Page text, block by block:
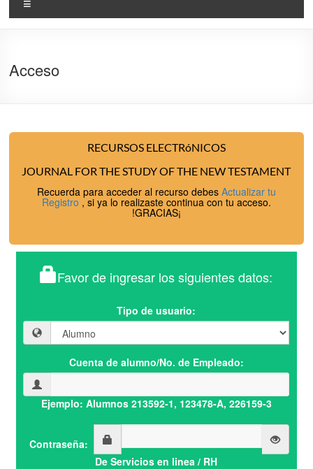
Acceso
RECURSOS ELECTRóNICOS
JOURNAL FOR THE STUDY OF THE NEW TESTAMENT
Recuerda para acceder al recurso debes Actualizar tu
Registro , si ya lo realizaste continua con tu acceso.
!GRACIAS¡
Favor de ingresar los siguientes datos:
Tipo de usuario:
Cuenta de alumno/No. de Empleado:
Ejemplo: Alumnos 213592-1, 123478-A, 226159-3
Contraseña:
De Servicios en linea / RH